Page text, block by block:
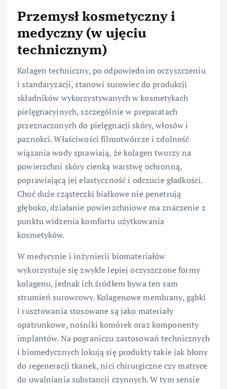
Przemysł kosmetyczny i
medyczny (w ujęciu
technicznym)
Kolagen techniczny, po odpowiednim oczyszczeniu
i standaryzacji, stanowi surowiec do produkcji
składników wykorzystywanych w kosmetykach
pielęgnacyjnych, szczególnie w preparatach
przeznaczonych do pielęgnacji skóry, włosów i
paznokci. Właściwości filmotwórcze i zdolność
wiązania wody sprawiają, że kolagen tworzy na
powierzchni skóry cienką warstwę ochronną,
poprawiającą jej elastyczność i odczucie gładkości.
Choć duże cząsteczki białkowe nie penetrują
głęboko, działanie powierzchniowe ma znaczenie z
punktu widzenia komfortu użytkowania
kosmetyków.
W medycynie i inżynierii biomateriałów
wykorzystuje się zwykle lepiej oczyszczone formy
kolagenu, jednak ich źródłem bywa ten sam
strumień surowcowy. Kolagenowe membrany, gąbki
i rusztowania stosowane są jako materiały
opatrunkowe, nośniki komórek oraz komponenty
implantów. Na pograniczu zastosowań technicznych
i biomedycznych lokują się produkty takie jak błony
do regeneracji tkanek, nici chirurgiczne czy matryce
do uwalniania substancji czynnych. W tym sensie